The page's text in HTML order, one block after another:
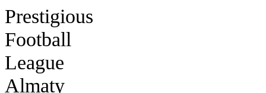
Prestigious
Football
League
Almaty